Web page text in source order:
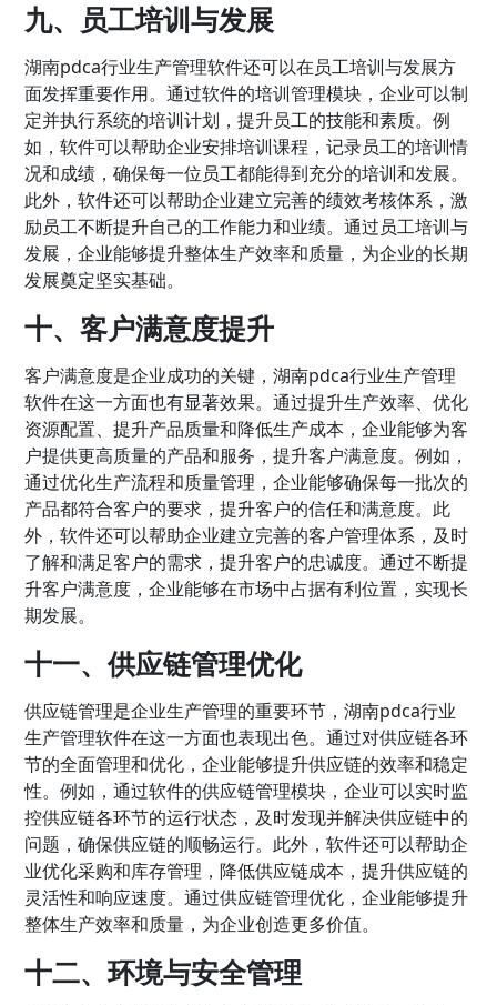
九、员工培训与发展
湖南pdca行业生产管理软件还可以在员工培训与发展方
面发挥重要作用。通过软件的培训管理模块，企业可以制
定并执行系统的培训计划，提升员工的技能和素质。例
如，软件可以帮助企业安排培训课程，记录员工的培训情
况和成绩，确保每一位员工都能得到充分的培训和发展。
此外，软件还可以帮助企业建立完善的绩效考核体系，激
励员工不断提升自己的工作能力和业绩。通过员工培训与
发展，企业能够提升整体生产效率和质量，为企业的长期
发展奠定坚实基础。
十、客户满意度提升
客户满意度是企业成功的关键，湖南pdca行业生产管理
软件在这一方面也有显著效果。通过提升生产效率、优化
资源配置、提升产品质量和降低生产成本，企业能够为客
户提供更高质量的产品和服务，提升客户满意度。例如，
通过优化生产流程和质量管理，企业能够确保每一批次的
产品都符合客户的要求，提升客户的信任和满意度。此
外，软件还可以帮助企业建立完善的客户管理体系，及时
了解和满足客户的需求，提升客户的忠诚度。通过不断提
升客户满意度，企业能够在市场中占据有利位置，实现长
期发展。
十一、供应链管理优化
供应链管理是企业生产管理的重要环节，湖南pdca行业
生产管理软件在这一方面也表现出色。通过对供应链各环
节的全面管理和优化，企业能够提升供应链的效率和稳定
性。例如，通过软件的供应链管理模块，企业可以实时监
控供应链各环节的运行状态，及时发现并解决供应链中的
问题，确保供应链的顺畅运行。此外，软件还可以帮助企
业优化采购和库存管理，降低供应链成本，提升供应链的
灵活性和响应速度。通过供应链管理优化，企业能够提升
整体生产效率和质量，为企业创造更多价值。
十二、环境与安全管理